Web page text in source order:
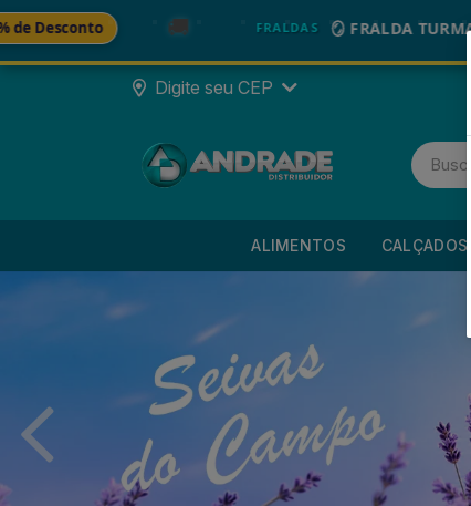
🚚 FRALDAS 🪞 FRALDA TURMA DA MÔNICA
Digite seu CEP
ALIMENTOS CALÇADOS